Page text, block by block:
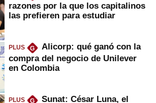
razones por la que los capitalinos
las prefieren para estudiar
PLUS G
Alicorp: qué ganó con la
compra del negocio de Unilever
en Colombia
PLUS G
Sunat: César Luna, el